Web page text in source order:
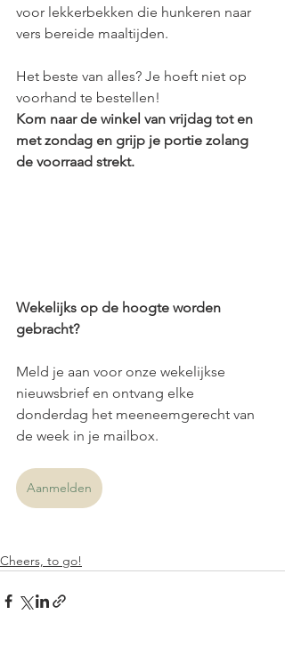
voor lekkerbekken die hunkeren naar
vers bereide maaltijden.
Het beste van alles? Je hoeft niet op
voorhand te bestellen!
Kom naar de winkel van vrijdag tot en
met zondag en grijp je portie zolang
de voorraad strekt.
Wekelijks op de hoogte worden
gebracht?
Meld je aan voor onze wekelijkse
nieuwsbrief en ontvang elke
donderdag het meeneemgerecht van
de week in je mailbox.
Aanmelden
Cheers, to go!